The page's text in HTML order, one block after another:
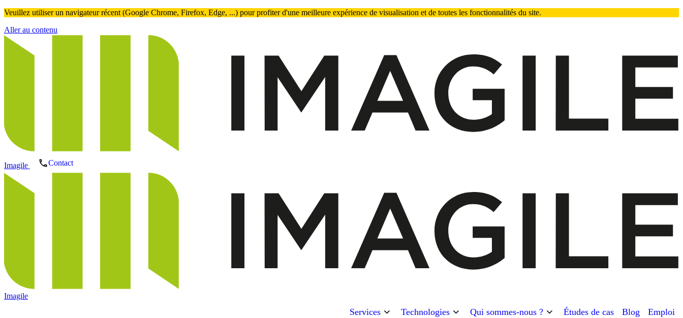
Veuillez utiliser un navigateur récent (Google Chrome, Firefox, Edge, ...) pour profiter d'une meilleure expérience de visualisation et de toutes les fonctionnalités du site.
Aller au contenu
Imagile Contact
Imagile
Services Technologies Qui sommes-nous ? Études de cas Blog Emploi